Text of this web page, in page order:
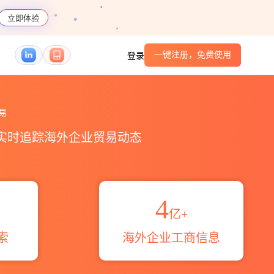
立即体验
登录 一键注册，免费使用
时追踪海外企业贸易动态
4亿+
海外企业工商信息